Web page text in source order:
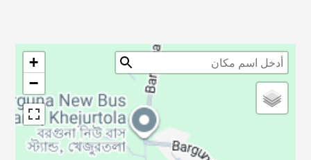
+
−